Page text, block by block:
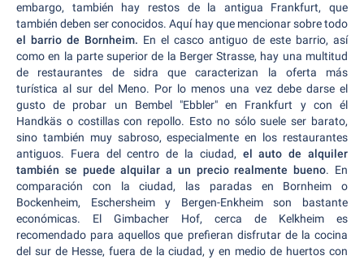
embargo, también hay restos de la antigua Frankfurt, que
también deben ser conocidos. Aquí hay que mencionar sobre todo
el barrio de Bornheim. En el casco antiguo de este barrio, así
como en la parte superior de la Berger Strasse, hay una multitud
de restaurantes de sidra que caracterizan la oferta más
turística al sur del Meno. Por lo menos una vez debe darse el
gusto de probar un Bembel "Ebbler" en Frankfurt y con él
Handkäs o costillas con repollo. Esto no sólo suele ser barato,
sino también muy sabroso, especialmente en los restaurantes
antiguos. Fuera del centro de la ciudad, el auto de alquiler
también se puede alquilar a un precio realmente bueno. En
comparación con la ciudad, las paradas en Bornheim o
Bockenheim, Eschersheim y Bergen-Enkheim son bastante
económicas. El Gimbacher Hof, cerca de Kelkheim es
recomendado para aquellos que prefieran disfrutar de la cocina
del sur de Hesse, fuera de la ciudad, y en medio de huertos con